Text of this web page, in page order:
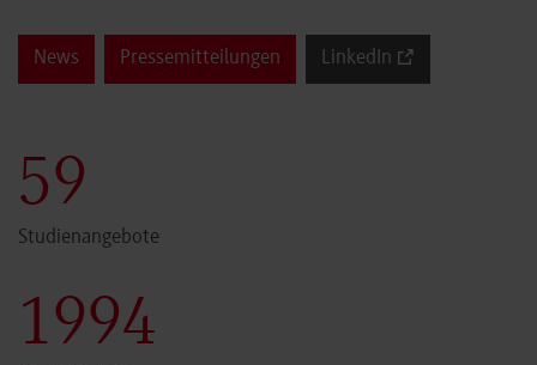
News Pressemitteilungen LinkedIn
60
Studienangebote
2000